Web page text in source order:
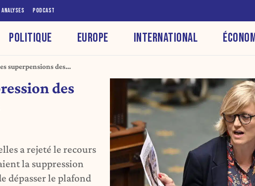
ANALYSES PODCAST
POLITIQUE EUROPE INTERNATIONAL
superpensions des
des
a rejeté le recours
la suppression
dépasser le plafond